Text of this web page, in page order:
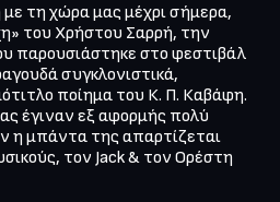
τη χώρα μας μέχρι σήμερα,
του Χρήστου Σαρρή, την
παρουσιάστηκε στο φεστιβάλ
συγκλονιστικά,
ποίημα του Κ. Π. Καβάφη.
έγιναν εξ αφορμής πολύ
η μπάντα της απαρτίζεται
τον Jack & τον Ορέστη